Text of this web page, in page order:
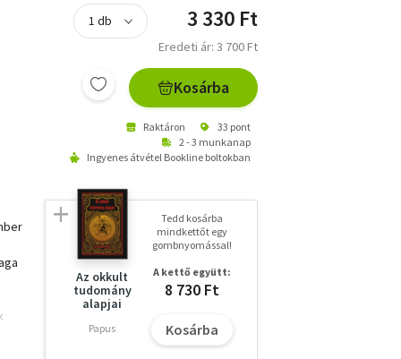
3 330 Ft
Eredeti ár: 3 700 Ft
Kosárba
Raktáron
33 pont
2 - 3 munkanap
Ingyenes átvétel Bookline boltokban
Az okkult
tudomány
alapjai
Papus
Tedd kosárba
mindkettőt egy
gombnyomással!
A kettő együtt:
8 730 Ft
Kosárba